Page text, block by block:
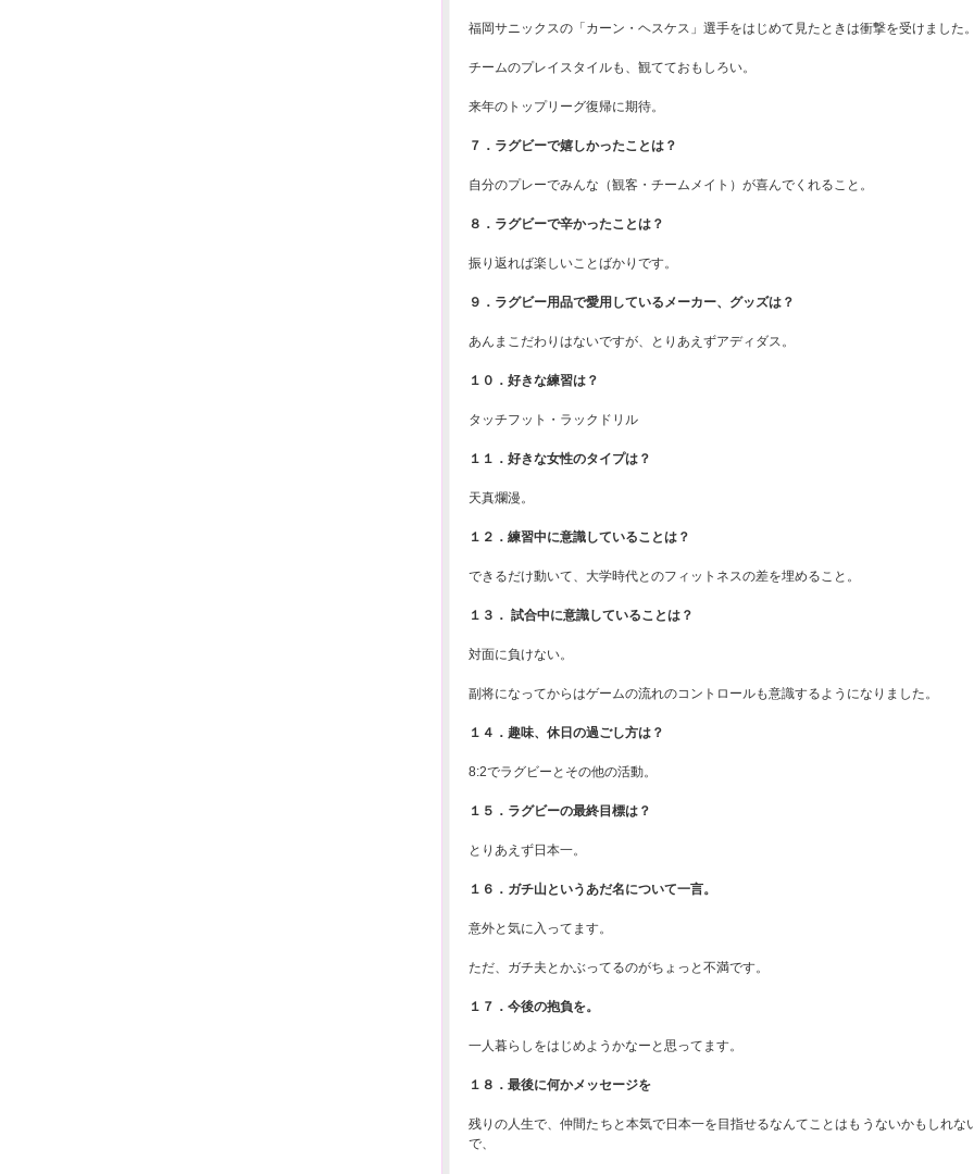
福岡サニックスの「カーン・ヘスケス」選手をはじめて見たときは衝撃を受けました
チームのプレイスタイルも、観てておもしろい。
来年のトップリーグ復帰に期待。
７．ラグビーで嬉しかったことは？
自分のプレーでみんな（観客・チームメイト）が喜んでくれること。
８．ラグビーで辛かったことは？
振り返れば楽しいことばかりです。
９．ラグビー用品で愛用しているメーカー、グッズは？
あんまこだわりはないですが、とりあえずアディダス。
１０．好きな練習は？
タッチフット・ラックドリル
１１．好きな女性のタイプは？
天真爛漫。
１２．練習中に意識していることは？
できるだけ動いて、大学時代とのフィットネスの差を埋めること。
１３． 試合中に意識していることは？
対面に負けない。
副将になってからはゲームの流れのコントロールも意識するようになりました。
１４．趣味、休日の過ごし方は？
8:2でラグビーとその他の活動。
１５．ラグビーの最終目標は？
とりあえず日本一。
１６．ガチ山というあだ名について一言。
意外と気に入ってます。
ただ、ガチ夫とかぶってるのがちょっと不満です。
１７．今後の抱負を。
一人暮らしをはじめようかなーと思ってます。
１８．最後に何かメッセージを
残りの人生で、仲間たちと本気で日本一を目指せるなんてことはもうないかもしれな
で、